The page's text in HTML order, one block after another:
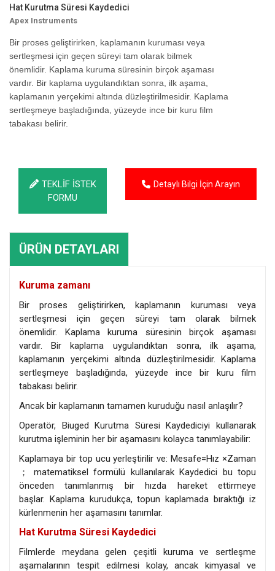
Hat Kurutma Süresi Kaydedici
Apex Instruments
Bir proses geliştirirken, kaplamanın kuruması veya
sertleşmesi için geçen süreyi tam olarak bilmek
önemlidir. Kaplama kuruma süresinin birçok aşaması
vardır. Bir kaplama uygulandıktan sonra, ilk aşama,
kaplamanın yerçekimi altında düzleştirilmesidir. Kaplama
sertleşmeye başladığında, yüzeyde ince bir kuru film
tabakası belirir.
TEKLİF İSTEK
FORMU
Detaylı Bilgi İçin Arayın
ÜRÜN DETAYLARI
Kuruma zamanı
Bir proses geliştirirken, kaplamanın kuruması veya
sertleşmesi için geçen süreyi tam olarak bilmek
önemlidir. Kaplama kuruma süresinin birçok aşaması
vardır. Bir kaplama uygulandıktan sonra, ilk aşama,
kaplamanın yerçekimi altında düzleştirilmesidir. Kaplama
sertleşmeye başladığında, yüzeyde ince bir kuru film
tabakası belirir.
Ancak bir kaplamanın tamamen kuruduğu nasıl anlaşılır?
Operatör, Biuged Kurutma Süresi Kaydediciyi kullanarak
kurutma işleminin her bir aşamasını kolayca tanımlayabilir:
Kaplamaya bir top ucu yerleştirilir ve: Mesafe=Hız ×Zaman
； matematiksel formülü kullanılarak Kaydedici bu topu
önceden tanımlanmış bir hızda hareket ettirmeye
başlar. Kaplama kurudukça, topun kaplamada bıraktığı iz
kürlenmenin her aşamasını tanımlar.
Hat Kurutma Süresi Kaydedici
Filmlerde meydana gelen çeşitli kuruma ve sertleşme
aşamalarının tespit edilmesi kolay, ancak kimyasal ve